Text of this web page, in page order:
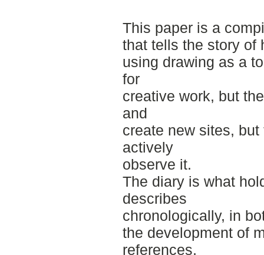
This paper is a
that tells the story of
using drawing as a
for
creative work, but
and
create new sites,
actively
observe it.
The diary is what
describes
chronologically, in
the development of
references,